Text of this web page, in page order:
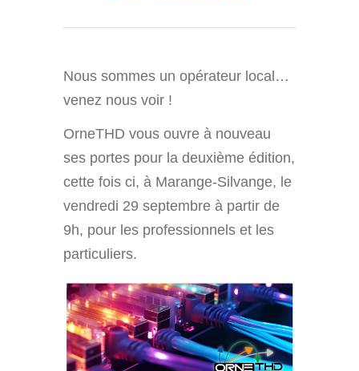
Nous sommes un opérateur local…
venez nous voir !
OrneTHD vous ouvre à nouveau
ses portes pour la deuxième édition,
cette fois ci, à Marange-Silvange, le
vendredi 29 septembre à partir de
9h, pour les professionnels et les
particuliers.